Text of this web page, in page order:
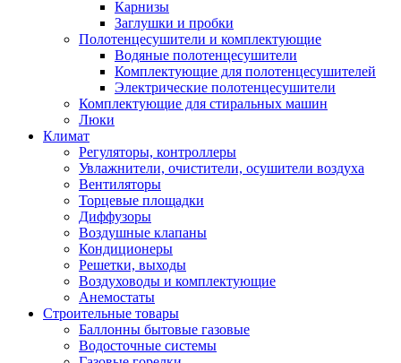
Карнизы
Заглушки и пробки
Полотенцесушители и комплектующие
Водяные полотенцесушители
Комплектующие для полотенцесушителей
Электрические полотенцесушители
Комплектующие для стиральных машин
Люки
Климат
Регуляторы, контроллеры
Увлажнители, очистители, осушители воздуха
Вентиляторы
Торцевые площадки
Диффузоры
Воздушные клапаны
Кондиционеры
Решетки, выходы
Воздуховоды и комплектующие
Анемостаты
Строительные товары
Баллонны бытовые газовые
Водосточные системы